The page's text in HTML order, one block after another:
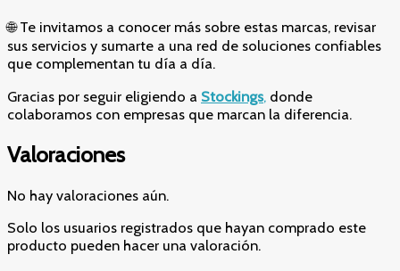
🌐 Te invitamos a conocer más sobre estas marcas, revisar
sus servicios y sumarte a una red de soluciones confiables
que complementan tu día a día.
Gracias por seguir eligiendo a Stockings, donde
colaboramos con empresas que marcan la diferencia.
Valoraciones
No hay valoraciones aún.
Solo los usuarios registrados que hayan comprado este
producto pueden hacer una valoración.